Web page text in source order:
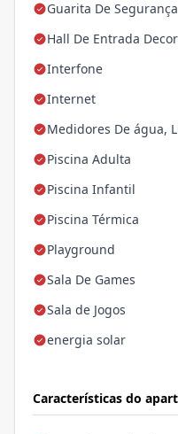
Guarita De Segurança
Hall De Entrada
Interfone
Internet
Medidores De água,
Piscina Adulta
Piscina Infantil
Piscina Térmica
Playground
Sala De Games
Sala de Jogos
energia solar
Características do